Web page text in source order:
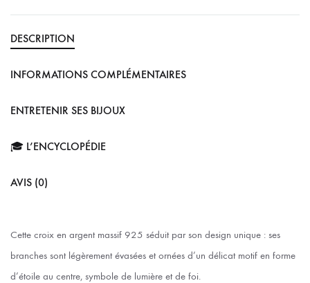
DESCRIPTION
INFORMATIONS COMPLÉMENTAIRES
ENTRETENIR SES BIJOUX
🎓 L’ENCYCLOPÉDIE
AVIS (0)
Cette croix en argent massif 925 séduit par son design unique : ses
branches sont légèrement évasées et ornées d’un délicat motif en forme
d’étoile au centre, symbole de lumière et de foi.